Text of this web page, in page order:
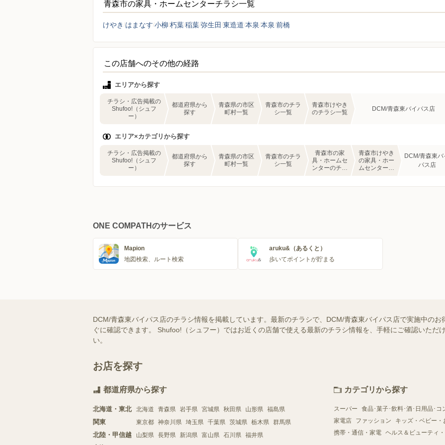
青森市の家具・ホームセンターチラシ一覧
けやき はまなす 小柳 朽葉稲葉弥生田 東造道 本泉 本泉 前橋
この店舗へのその他の経路
エリアから探す
チラシ・広告掲載の
Shufoo!（シュフ
ー）
都道府県から
探す
青森県の市区
町村一覧
青森市のチラ
シ一覧
青森市けやき
のチラシ一覧
DCM/青森東バイパス店
エリア×カテゴリから探す
チラシ・広告掲載の
Shufoo!（シュフ
ー）
都道府県から
探す
青森県の市区
町村一覧
青森市のチラ
シ一覧
青森市の家
具・ホームセ
ンターのチラ
青森市けやき
の家具・ホー
ムセンターの
DCM/青森東バ
パス店
ONE COMPATHのサービス
Mapion
地図検索、ルート検索
aruku&（あるくと）
歩いてポイントが貯まる
DCM/青森東バイパス店のチラシ情報を掲載しています。最新のチラシで、DCM/青森東バイパス店で実施中の
ぐに確認できます。 Shufoo!（シュフー）ではお近くの店舗で使える最新のチラシ情報を、手軽にご確認いただ
い。
お店を探す
都道府県から探す
北海道・東北 北海道 青森県 岩手県 宮城県 秋田県 山形県 福島県
関東 東京都 神奈川県 埼玉県 千葉県 茨城県 栃木県 群馬県
北陸・甲信越 山梨県 長野県 新潟県 富山県 石川県 福井県
カテゴリから探す
スーパー
食品･菓子･飲料･酒･日用品･コ
家電店
ファッション
キッズ・ベビー・
携帯・通信・家電 ヘルス＆ビューティ